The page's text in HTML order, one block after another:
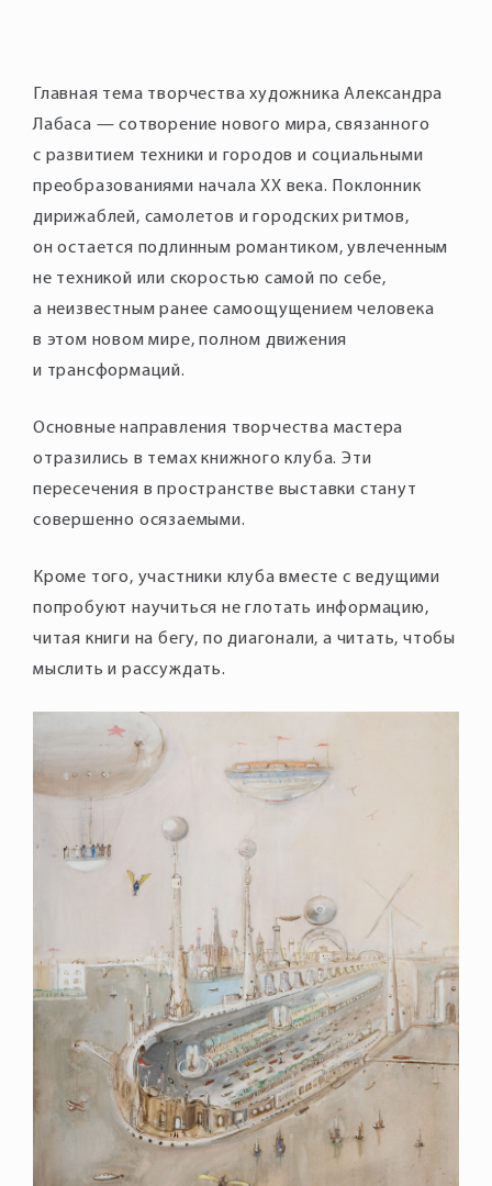
Главная тема творчества художника Александра
Лабаса — сотворение нового мира, связанного
с развитием техники и городов и социальными
преобразованиями начала XX века. Поклонник
дирижаблей, самолетов и городских ритмов,
он остается подлинным романтиком, увлеченным
не техникой или скоростью самой по себе,
а неизвестным ранее самоощущением человека
в этом новом мире, полном движения
и трансформаций.
Основные направления творчества мастера
отразились в темах книжного клуба. Эти
пересечения в пространстве выставки станут
совершенно осязаемыми.
Кроме того, участники клуба вместе с ведущими
попробуют научиться не глотать информацию,
читая книги на бегу, по диагонали, а читать, чтобы
мыслить и рассуждать.